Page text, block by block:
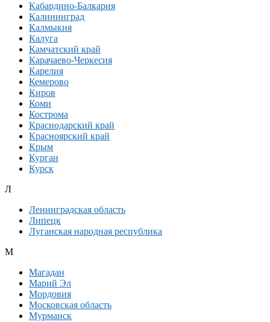
Кабардино-Балкария
Калининград
Калмыкия
Калуга
Камчатский край
Карачаево-Черкесия
Карелия
Кемерово
Киров
Коми
Кострома
Краснодарский край
Красноярский край
Крым
Курган
Курск
Л
Ленинградская область
Липецк
Луганская народная республика
М
Магадан
Марий Эл
Мордовия
Московская область
Мурманск